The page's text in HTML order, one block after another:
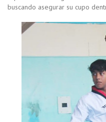
buscando asegurar su cupo